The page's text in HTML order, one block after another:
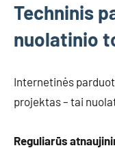
Techninis
nuolatinio
Internetinės
projektas – tai
Reguliarūs